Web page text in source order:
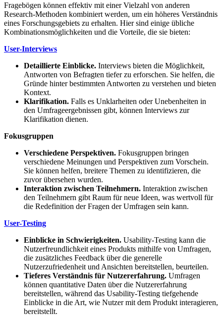
Fragebögen können effektiv mit einer Vielzahl von anderen
Research-Methoden kombiniert werden, um ein höheres Verständnis
eines Forschungsgebiets zu erhalten. Hier sind einige übliche
Kombinationsmöglichkeiten und die Vorteile, die sie bieten:
User-Interviews
Detaillierte Einblicke. Interviews bieten die Möglichkeit,
Antworten von Befragten tiefer zu erforschen. Sie helfen, die
Gründe hinter bestimmten Antworten zu verstehen und bieten
Kontext.
Klarifikation. Falls es Unklarheiten oder Unebenheiten in
den Umfrageergebnissen gibt, können Interviews zur
Klarifikation dienen.
Fokusgruppen
Verschiedene Perspektiven. Fokusgruppen bringen
verschiedene Meinungen und Perspektiven zum Vorschein.
Sie können helfen, breitere Themen zu identifizieren, die
zuvor übersehen wurden.
Interaktion zwischen Teilnehmern. Interaktion zwischen
den Teilnehmern gibt Raum für neue Ideen, was wertvoll für
die Redefinition der Fragen der Umfragen sein kann.
User-Testing
Einblicke in Schwierigkeiten. Usability-Testing kann die
Nutzerfreundlichkeit eines Produkts mithilfe von Umfragen,
die zusätzliches Feedback über die generelle
Nutzerzufriedenheit und Ansichten bereitstellen, beurteilen.
Tieferes Verständnis für Nutzererfahrung. Umfragen
können quantitative Daten über die Nutzererfahrung
bereitstellen, während das Usability-Testing tiefgehende
Einblicke in die Art, wie Nutzer mit dem Produkt interagieren,
bereitstellt.